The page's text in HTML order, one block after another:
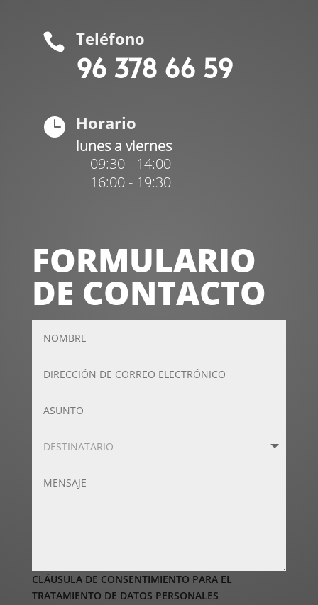
 Teléfono
96 378 66 59
 Horario
lunes a viernes
09:30 - 14:00
16:00 - 19:30
FORMULARIO
DE CONTACTO
CLÁUSULA DE CONSENTIMIENTO PARA EL
TRATAMIENTO DE DATOS PERSONALES